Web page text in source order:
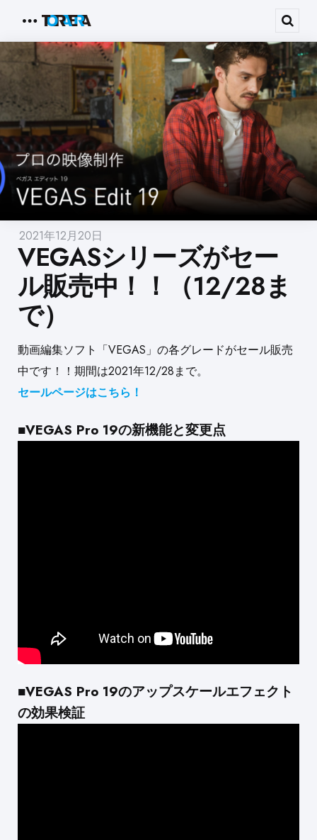
Menu
2021年12月20日
VEGASシリーズがセー
ル販売中！！（12/28ま
で）
動画編集ソフト「VEGAS」の各グレードがセール販売
中です！！ 期間は2021年12/28まで。
セールページはこちら！
■VEGAS Pro 19の新機能と変更点
■VEGAS Pro 19のアップスケールエフェクト
の効果検証